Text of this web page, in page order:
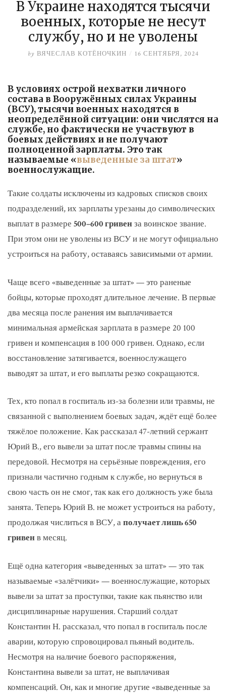
В Украине находятся тысячи
военных, которые не несут
службу, но и не уволены
by ВЯЧЕСЛАВ КОТЁНОЧКИН / 16 СЕНТЯБРЯ, 2024
В условиях острой нехватки личного
состава в Вооружённых силах Украины
(ВСУ), тысячи военных находятся в
неопределённой ситуации: они числятся на
службе, но фактически не участвуют в
боевых действиях и не получают
полноценной зарплаты. Это так
называемые «выведенные за штат»
военнослужащие.
Такие солдаты исключены из кадровых списков своих
подразделений, их зарплаты урезаны до символических
выплат в размере 500–600 гривенза воинское звание.
При этом они не уволены из ВСУ и не могут официально
устроиться на работу, оставаясь зависимыми от армии.
Чаще всего «выведенные за штат» — это раненые
бойцы, которые проходят длительное лечение. В первые
два месяца после ранения им выплачивается
минимальная армейская зарплата в размере 20 100
гривен и компенсация в 100 000 гривен. Однако, если
восстановление затягивается, военнослужащего
выводят за штат, и его выплаты резко сокращаются.
Тех, кто попал в госпиталь из-за болезни или травмы, не
связанной с выполнением боевых задач, ждёт ещё более
тяжёлое положение. Как рассказал 47-летний сержант
Юрий В., его вывели за штат после травмы спины на
передовой. Несмотря на серьёзные повреждения, его
признали частично годным к службе, но вернуться в
свою часть он не смог, так как его должность уже была
занята. Теперь Юрий В. не может устроиться на работу,
продолжая числиться в ВСУ, аполучает лишь 650
гривенв месяц.
Ещё одна категория «выведенных за штат» — это так
называемые «залётчики» — военнослужащие, которых
вывели за штат за проступки, такие как пьянство или
дисциплинарные нарушения. Старший солдат
Константин Н. рассказал, что попал в госпиталь после
аварии, которую спровоцировал пьяный водитель.
Несмотря на наличие боевого распоряжения,
Константина вывели за штат, не выплачивая
компенсаций. Он, как и многие другие «выведенные за